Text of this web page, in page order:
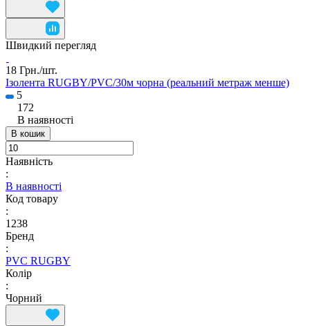
Швидкий перегляд
18 Грн./шт.
Ізолента RUGBY/PVC/30м чорна (реальний метраж менше)
5
172
В наявності
В кошик
Наявність
:
В наявності
Код товару
:
1238
Бренд
:
PVC RUGBY
Колір
:
Чорний